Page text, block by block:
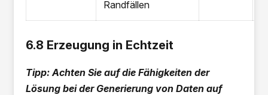
Randfällen
6.8 Erzeugung in Echtzeit
Tipp: Achten Sie auf die Fähigkeiten der
Lösung bei der Generierung von Daten auf